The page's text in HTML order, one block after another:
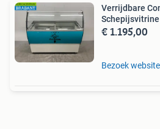
Verrijdbare
€ 1.195,00
Bezoek website